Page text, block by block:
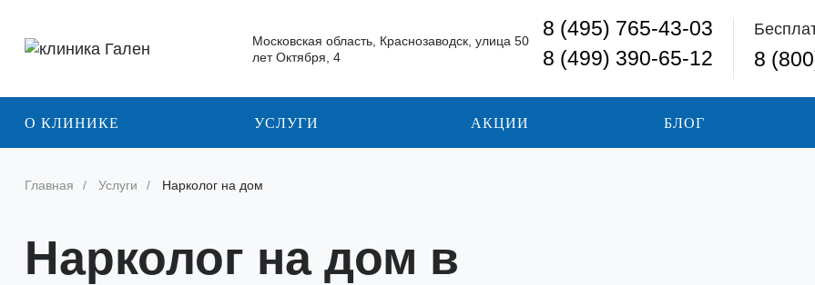
Московская область, Краснозаводск, улица 50
лет Октября, 4
8 (495) 765-43-03
8 (499) 390-65-12
8
О КЛИНИКЕ УСЛУГИ АКЦИИ БЛОГ
Главная Услуги Нарколог на дом
Нарколог на дом в